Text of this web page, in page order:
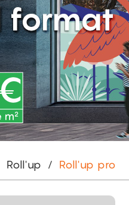
Roll'up / Roll'up pro